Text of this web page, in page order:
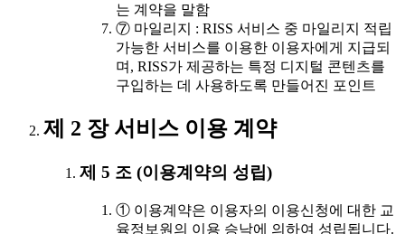
는 계약을 말함
⑦ 마일리지 : RISS 서비스 중 마일리지 적립
가능한 서비스를 이용한 이용자에게 지급되
며, RISS가 제공하는 특정 디지털 콘텐츠를
구입하는 데 사용하도록 만들어진 포인트
제 2 장 서비스 이용 계약
제 5 조 (이용계약의 성립)
① 이용계약은 이용자의 이용신청에 대한 교
육정보원의 이용 승낙에 의하여 성립됩니다.